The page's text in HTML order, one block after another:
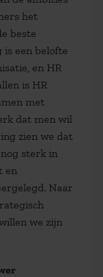
het
beste
is een belofte
en HR
is HR
met
dat men wil
zien we dat
sterk in
en
Naar
we zijn